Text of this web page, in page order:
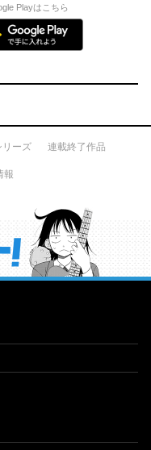
Playはこちら
リーズ 連載終了作品
報
ャンプルーキー！